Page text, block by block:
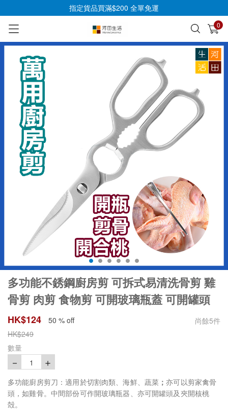
指定貨品買滿$200 全單免運
0
已加入購物車 查看
多功能不銹鋼廚房剪 可拆式易清洗骨剪 雞
骨剪 肉剪 食物剪 可開玻璃瓶蓋 可開罐頭
HK$124 50 % off 尚餘5件
HK$249
數量
－ 1 ＋
多功能廚房剪刀：適用於切割肉類、海鮮、蔬菜 ；亦可以剪家禽骨
頭，如雞骨。中間部份可作開玻璃瓶器、亦可開罐頭及夾開核桃
殻。